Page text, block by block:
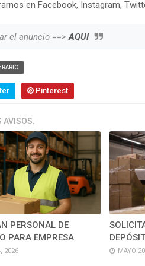
en Facebook, Instagram,
el anuncio ==>AQUI
Pinterest
PERSONAL DE
PARA EMPRESA
2026 MAYO